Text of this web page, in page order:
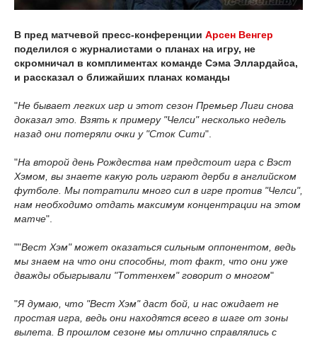
В пред матчевой пресс-конференции Арсен Венгер
поделился с журналистами о планах на игру, не
скромничал в комплиментах команде Сэма Эллардайса,
и рассказал о ближайших планах команды
"Не бывает легких игр и этот сезон Премьер Лиги снова
доказал это. Взять к примеру "Челси" несколько недель
назад они потеряли очки у "Сток Сити".
"На второй день Рождества нам предстоит игра с Вэст
Хэмом, вы знаете какую роль играют дерби в английском
футболе. Мы потратили много сил в игре против "Челси",
нам необходимо отдать максимум концентрации на этом
матче".
""Вест Хэм" может оказаться сильным оппонентом, ведь
мы знаем на что они способны, тот факт, что они уже
дважды обыгрывали "Тоттенхем" говорит о многом"
"Я думаю, что "Вест Хэм" даст бой, и нас ожидает не
простая игра, ведь они находятся всего в шаге от зоны
вылета. В прошлом сезоне мы отлично справлялись с